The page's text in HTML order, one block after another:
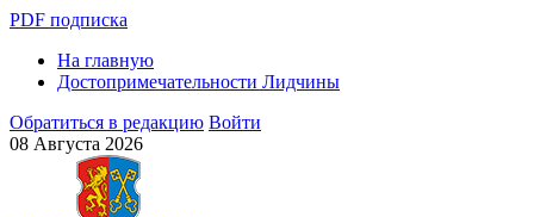
PDF подписка
На главную
Достопримечательности Лидчины
Обратиться в редакцию Войти
08 Августа 2026